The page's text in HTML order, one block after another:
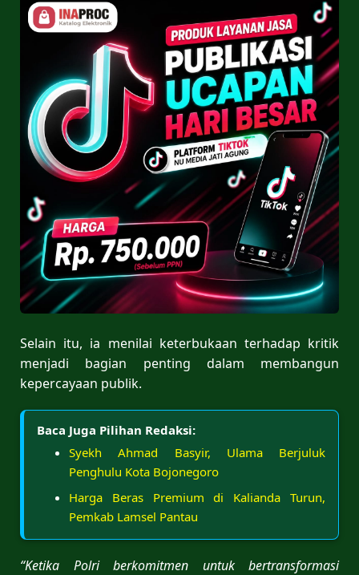
Selain itu, ia menilai keterbukaan terhadap kritik
menjadi bagian penting dalam membangun
kepercayaan publik.
Baca Juga Pilihan Redaksi:
Syekh Ahmad Basyir, Ulama Berjuluk
Penghulu Kota Bojonegoro
Harga Beras Premium di Kalianda Turun,
Pemkab Lamsel Pantau
“Ketika Polri berkomitmen untuk bertransformasi